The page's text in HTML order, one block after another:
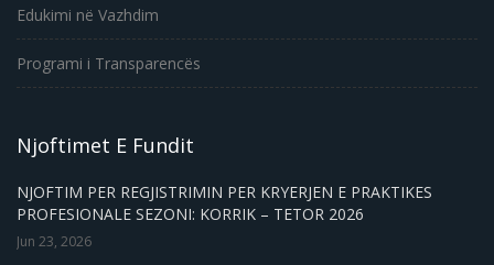
Edukimi në Vazhdim
Programi i Transparencës
Njoftimet E Fundit
NJOFTIM PER REGJISTRIMIN PER KRYERJEN E PRAKTIKES
PROFESIONALE SEZONI: KORRIK – TETOR 2026
Jun 23, 2026